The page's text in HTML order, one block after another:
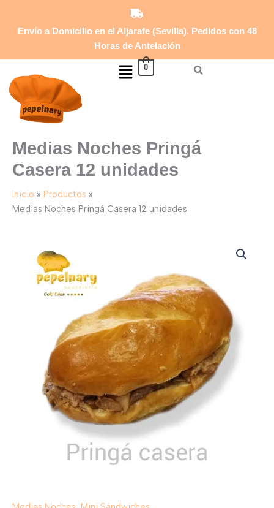
contenidoEnvío a Domicilio en el Aljarafe (Sevilla). Pedidos con 48
Horas de Antelación
Menú
0
Medias Noches Pringá
Casera 12 unidades
Inicio
Productos
Medias Noches Pringá Casera 12 unidades
Noches
Pringá
Casera
unidades